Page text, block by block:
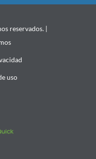
reservados. |
uso